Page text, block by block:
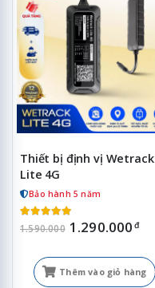
Thiết bị định vị Wetrack
Lite 4G
Bảo hành 5 năm
1.590.000 1.290.000 đ
Thêm vào giỏ hàng